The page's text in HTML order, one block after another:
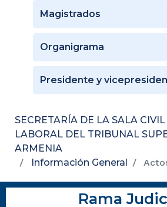
Magistrados
Organigrama
Presidente y
SECRETARÍA DE LA SALA
LABORAL DEL TRIBUNAL
ARMENIA
Información General
Rama